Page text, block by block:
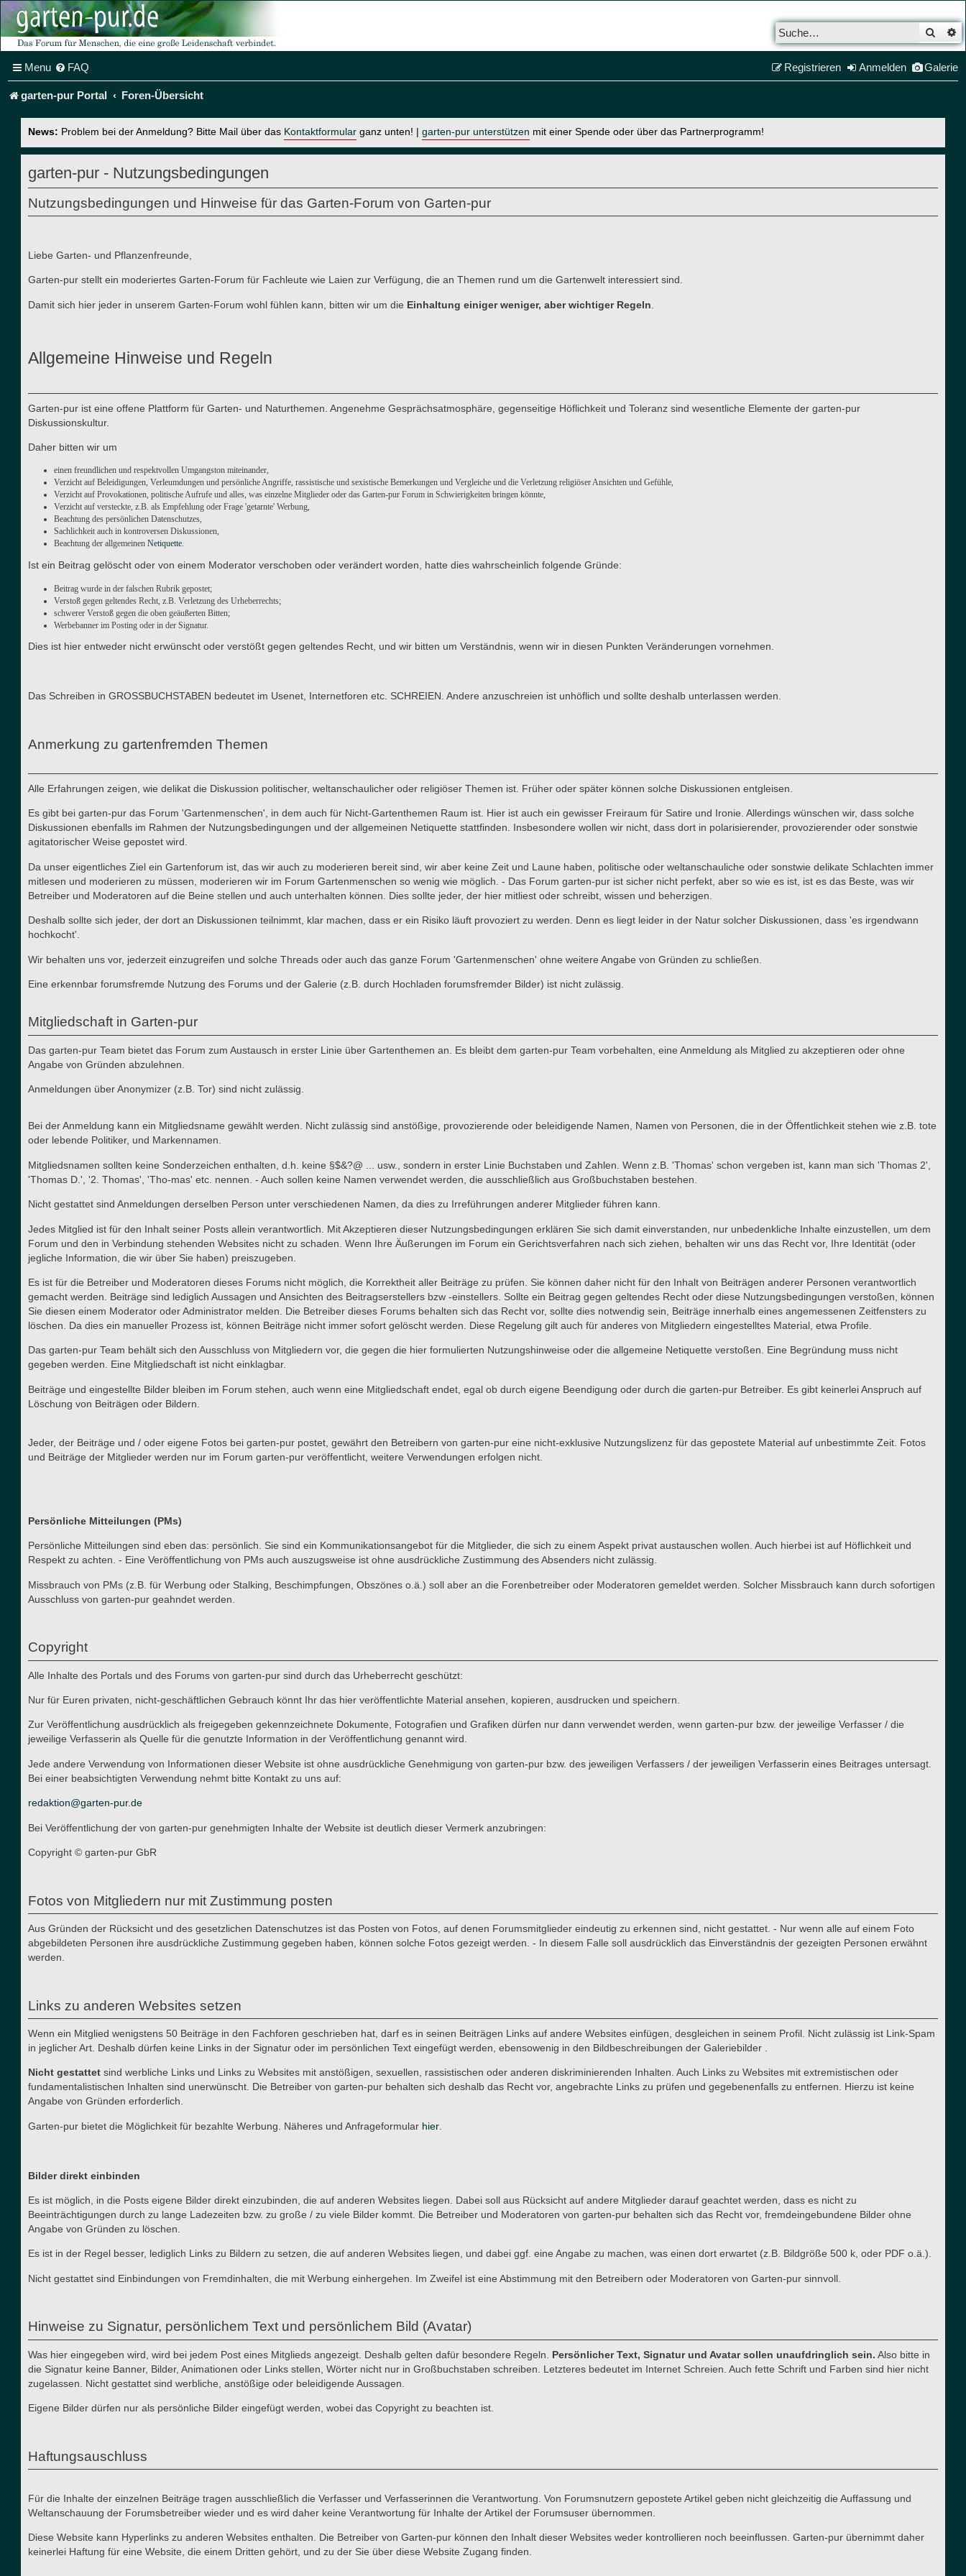
Menu FAQ Galerie
Anmelden
Registrieren
garten-pur Portal Foren-Übersicht
News: Problem bei der Anmeldung? Bitte Mail über das Kontaktformular ganz unten! | garten-pur unterstützen mit einer Spende oder über das Partnerprogramm!
garten-pur - Nutzungsbedingungen
Nutzungsbedingungen und Hinweise für das Garten-Forum von Garten-pur
Liebe Garten- und Pflanzenfreunde,
Garten-pur stellt ein moderiertes Garten-Forum für Fachleute wie Laien zur Verfügung, die an Themen rund um die Gartenwelt interessiert sind.
Damit sich hier jeder in unserem Garten-Forum wohl fühlen kann, bitten wir um die Einhaltung einiger weniger, aber wichtiger Regeln
Allgemeine Hinweise und Regeln
Garten-pur ist eine offene Plattform für Garten- und Naturthemen. Angenehme Gesprächsatmosphäre, gegenseitige Höflichkeit und Toleranz sind wesentliche Elemente der garten-pur
Diskussionskultur.
Daher bitten wir um
einen freundlichen und respektvollen Umgangston miteinander,
Verzicht auf Beleidigungen, Verleumdungen und persönliche Angriffe, rassistische und sexistische Bemerkungen und Vergleiche und die Verletzung religiöser Ansichten und Gefühle,
Verzicht auf Provokationen, politische Aufrufe und alles, was einzelne Mitglieder oder das Garten-pur Forum in Schwierigkeiten bringen könnte,
Verzicht auf versteckte, z.B. als Empfehlung oder Frage 'getarnte' Werbung,
Beachtung des persönlichen Datenschutzes,
Sachlichkeit auch in kontroversen Diskussionen,
Beachtung der allgemeinen Netiquette.
Ist ein Beitrag gelöscht oder von einem Moderator verschoben oder verändert worden, hatte dies wahrscheinlich folgende Gründe:
Beitrag wurde in der falschen Rubrik gepostet;
Verstoß gegen geltendes Recht, z.B. Verletzung des Urheberrechts;
schwerer Verstoß gegen die oben geäußerten Bitten;
Werbebanner im Posting oder in der Signatur.
Dies ist hier entweder nicht erwünscht oder verstößt gegen geltendes Recht, und wir bitten um Verständnis, wenn wir in diesen Punkten Veränderungen vornehmen.
Das Schreiben in GROSSBUCHSTABEN bedeutet im Usenet, Internetforen etc. SCHREIEN. Andere anzuschreien ist unhöflich und sollte deshalb unterlassen werden.
Anmerkung zu gartenfremden Themen
Alle Erfahrungen zeigen, wie delikat die Diskussion politischer, weltanschaulicher oder religiöser Themen ist. Früher oder später können solche Diskussionen entgleisen.
Es gibt bei garten-pur das Forum 'Gartenmenschen', in dem auch für Nicht-Gartenthemen Raum ist. Hier ist auch ein gewisser Freiraum für Satire und Ironie. Allerdings wünschen wir, dass solche
Diskussionen ebenfalls im Rahmen der Nutzungsbedingungen und der allgemeinen Netiquette stattfinden. Insbesondere wollen wir nicht, dass dort in polarisierender, provozierender oder sonstwie
agitatorischer Weise gepostet wird.
Da unser eigentliches Ziel ein Gartenforum ist, das wir auch zu moderieren bereit sind, wir aber keine Zeit und Laune haben, politische oder weltanschauliche oder sonstwie delikate Schlachten immer
mitlesen und moderieren zu müssen, moderieren wir im Forum Gartenmenschen so wenig wie möglich. - Das Forum garten-pur ist sicher nicht perfekt, aber so wie es ist, ist es das Beste, was wir
Betreiber und Moderatoren auf die Beine stellen und auch unterhalten können. Dies sollte jeder, der hier mitliest oder schreibt, wissen und beherzigen.
Deshalb sollte sich jeder, der dort an Diskussionen teilnimmt, klar machen, dass er ein Risiko läuft provoziert zu werden. Denn es liegt leider in der Natur solcher Diskussionen, dass 'es irgendwann
hochkocht'.
Wir behalten uns vor, jederzeit einzugreifen und solche Threads oder auch das ganze Forum 'Gartenmenschen' ohne weitere Angabe von Gründen zu schließen.
Eine erkennbar forumsfremde Nutzung des Forums und der Galerie (z.B. durch Hochladen forumsfremder Bilder) ist nicht zulässig.
Mitgliedschaft in Garten-pur
Das garten-pur Team bietet das Forum zum Austausch in erster Linie über Gartenthemen an. Es bleibt dem garten-pur Team vorbehalten, eine Anmeldung als Mitglied zu akzeptieren oder ohne
Angabe von Gründen abzulehnen.
Anmeldungen über Anonymizer (z.B. Tor) sind nicht zulässig.
Bei der Anmeldung kann ein Mitgliedsname gewählt werden. Nicht zulässig sind anstößige, provozierende oder beleidigende Namen, Namen von Personen, die in der Öffentlichkeit stehen wie z.B. tote
oder lebende Politiker, und Markennamen.
Mitgliedsnamen sollten keine Sonderzeichen enthalten, d.h. keine §$&?@ ... usw., sondern in erster Linie Buchstaben und Zahlen. Wenn z.B. 'Thomas' schon vergeben ist, kann man sich 'Thomas 2',
'Thomas D.', '2. Thomas', 'Tho-mas' etc. nennen. - Auch sollen keine Namen verwendet werden, die ausschließlich aus Großbuchstaben bestehen.
Nicht gestattet sind Anmeldungen derselben Person unter verschiedenen Namen, da dies zu Irreführungen anderer Mitglieder führen kann.
Jedes Mitglied ist für den Inhalt seiner Posts allein verantwortlich. Mit Akzeptieren dieser Nutzungsbedingungen erklären Sie sich damit einverstanden, nur unbedenkliche Inhalte einzustellen, um dem
Forum und den in Verbindung stehenden Websites nicht zu schaden. Wenn Ihre Äußerungen im Forum ein Gerichtsverfahren nach sich ziehen, behalten wir uns das Recht vor, Ihre Identität (oder
jegliche Information, die wir über Sie haben) preiszugeben.
Es ist für die Betreiber und Moderatoren dieses Forums nicht möglich, die Korrektheit aller Beiträge zu prüfen. Sie können daher nicht für den Inhalt von Beiträgen anderer Personen verantwortlich
gemacht werden. Beiträge sind lediglich Aussagen und Ansichten des Beitragserstellers bzw -einstellers. Sollte ein Beitrag gegen geltendes Recht oder diese Nutzungsbedingungen verstoßen, können
Sie diesen einem Moderator oder Administrator melden. Die Betreiber dieses Forums behalten sich das Recht vor, sollte dies notwendig sein, Beiträge innerhalb eines angemessenen Zeitfensters zu
löschen. Da dies ein manueller Prozess ist, können Beiträge nicht immer sofort gelöscht werden. Diese Regelung gilt auch für anderes von Mitgliedern eingestelltes Material, etwa Profile.
Das garten-pur Team behält sich den Ausschluss von Mitgliedern vor, die gegen die hier formulierten Nutzungshinweise oder die allgemeine Netiquette verstoßen. Eine Begründung muss nicht
gegeben werden. Eine Mitgliedschaft ist nicht einklagbar.
Beiträge und eingestellte Bilder bleiben im Forum stehen, auch wenn eine Mitgliedschaft endet, egal ob durch eigene Beendigung oder durch die garten-pur Betreiber. Es gibt keinerlei Anspruch auf
Löschung von Beiträgen oder Bildern.
Jeder, der Beiträge und / oder eigene Fotos bei garten-pur postet, gewährt den Betreibern von garten-pur eine nicht-exklusive Nutzungslizenz für das gepostete Material auf unbestimmte Zeit. Fotos
und Beiträge der Mitglieder werden nur im Forum garten-pur veröffentlicht, weitere Verwendungen erfolgen nicht.
Persönliche Mitteilungen (PMs)
Persönliche Mitteilungen sind eben das: persönlich. Sie sind ein Kommunikationsangebot für die Mitglieder, die sich zu einem Aspekt privat austauschen wollen. Auch hierbei ist auf Höflichkeit und
Respekt zu achten. - Eine Veröffentlichung von PMs auch auszugsweise ist ohne ausdrückliche Zustimmung des Absenders nicht zulässig.
Missbrauch von PMs (z.B. für Werbung oder Stalking, Beschimpfungen, Obszönes o.ä.) soll aber an die Forenbetreiber oder Moderatoren gemeldet werden. Solcher Missbrauch kann durch sofortigen
Ausschluss von garten-pur geahndet werden.
Copyright
Alle Inhalte des Portals und des Forums von garten-pur sind durch das Urheberrecht geschützt:
Nur für Euren privaten, nicht-geschäftlichen Gebrauch könnt Ihr das hier veröffentlichte Material ansehen, kopieren, ausdrucken und speichern.
Zur Veröffentlichung ausdrücklich als freigegeben gekennzeichnete Dokumente, Fotografien und Grafiken dürfen nur dann verwendet werden, wenn garten-pur bzw. der jeweilige Verfasser / die
jeweilige Verfasserin als Quelle für die genutzte Information in der Veröffentlichung genannt wird.
Jede andere Verwendung von Informationen dieser Website ist ohne ausdrückliche Genehmigung von garten-pur bzw. des jeweiligen Verfassers / der jeweiligen Verfasserin eines Beitrages untersagt.
Bei einer beabsichtigten Verwendung nehmt bitte Kontakt zu uns auf:
redaktion@garten-pur.de
Bei Veröffentlichung der von garten-pur genehmigten Inhalte der Website ist deutlich dieser Vermerk anzubringen:
Copyright © garten-pur GbR
Fotos von Mitgliedern nur mit Zustimmung posten
Aus Gründen der Rücksicht und des gesetzlichen Datenschutzes ist das Posten von Fotos, auf denen Forumsmitglieder eindeutig zu erkennen sind, nicht gestattet. - Nur wenn alle auf einem Foto
abgebildeten Personen ihre ausdrückliche Zustimmung gegeben haben, können solche Fotos gezeigt werden. - In diesem Falle soll ausdrücklich das Einverständnis der gezeigten Personen erwähnt
werden.
Links zu anderen Websites setzen
Wenn ein Mitglied wenigstens 50 Beiträge in den Fachforen geschrieben hat, darf es in seinen Beiträgen Links auf andere Websites einfügen, desgleichen in seinem Profil. Nicht zulässig ist Link-Spam
in jeglicher Art. Deshalb dürfen keine Links in der Signatur oder im persönlichen Text eingefügt werden, ebensowenig in den Bildbeschreibungen der Galeriebilder .
Nicht gestattet sind werbliche Links und Links zu Websites mit anstößigen, sexuellen, rassistischen oder anderen diskriminierenden Inhalten. Auch Links zu Websites mit extremistischen oder
fundamentalistischen Inhalten sind unerwünscht. Die Betreiber von garten-pur behalten sich deshalb das Recht vor, angebrachte Links zu prüfen und gegebenenfalls zu entfernen. Hierzu ist keine
Angabe von Gründen erforderlich.
Garten-pur bietet die Möglichkeit für bezahlte Werbung. Näheres und Anfrageformular hier
Bilder direkt einbinden
Es ist möglich, in die Posts eigene Bilder direkt einzubinden, die auf anderen Websites liegen. Dabei soll aus Rücksicht auf andere Mitglieder darauf geachtet werden, dass es nicht zu
Beeinträchtigungen durch zu lange Ladezeiten bzw. zu große / zu viele Bilder kommt. Die Betreiber und Moderatoren von garten-pur behalten sich das Recht vor, fremdeingebundene Bilder ohne
Angabe von Gründen zu löschen.
Es ist in der Regel besser, lediglich Links zu Bildern zu setzen, die auf anderen Websites liegen, und dabei ggf. eine Angabe zu machen, was einen dort erwartet (z.B. Bildgröße 500 k, oder PDF o.ä.).
Nicht gestattet sind Einbindungen von Fremdinhalten, die mit Werbung einhergehen. Im Zweifel ist eine Abstimmung mit den Betreibern oder Moderatoren von Garten-pur sinnvoll.
Hinweise zu Signatur, persönlichem Text und persönlichem Bild (Avatar)
Was hier eingegeben wird, wird bei jedem Post eines Mitglieds angezeigt. Deshalb gelten dafür besondere Regeln. Persönlicher Text, Signatur und Avatar sollen unaufdringlich sein. Also bitte in
die Signatur keine Banner, Bilder, Animationen oder Links stellen, Wörter nicht nur in Großbuchstaben schreiben. Letzteres bedeutet im Internet Schreien. Auch fette Schrift und Farben sind hier nicht
zugelassen. Nicht gestattet sind werbliche, anstößige oder beleidigende Aussagen.
Eigene Bilder dürfen nur als persönliche Bilder eingefügt werden, wobei das Copyright zu beachten ist.
Haftungsauschluss
Für die Inhalte der einzelnen Beiträge tragen ausschließlich die Verfasser und Verfasserinnen die Verantwortung. Von Forumsnutzern gepostete Artikel geben nicht gleichzeitig die Auffassung und
Weltanschauung der Forumsbetreiber wieder und es wird daher keine Verantwortung für Inhalte der Artikel der Forumsuser übernommen.
Diese Website kann Hyperlinks zu anderen Websites enthalten. Die Betreiber von Garten-pur können den Inhalt dieser Websites weder kontrollieren noch beeinflussen. Garten-pur übernimmt daher
keinerlei Haftung für eine Website, die einem Dritten gehört, und zu der Sie über diese Website Zugang finden.